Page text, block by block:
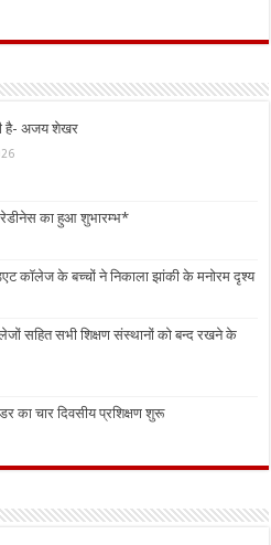
है- अजय शेखर
का हुआ शुभारम्भ*
कॉलेज के बच्चों ने निकाला झांकी के मनोरम दृश्य
सहित सभी शिक्षण संस्थानों को बन्द रखने के
का चार दिवसीय प्रशिक्षण शुरू